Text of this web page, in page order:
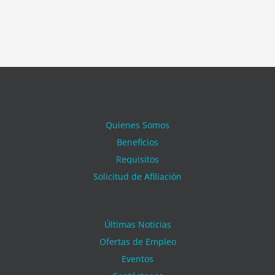
Quienes Somos
Beneficios
Requisitos
Solicitud de Afiliación
Últimas Noticias
Ofertas de Empleo
Eventos